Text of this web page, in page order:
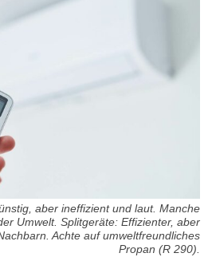
aber ineffizient und laut. Manche
Umwelt. Splitgeräte: Effizienter, aber
Achte auf umweltfreundliches
Propan (R 290).